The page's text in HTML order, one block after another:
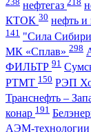
нефтегаз
КТОК 30 нефть и
141 "Сила
МК «Сплав» 298
ФИЛЬТР 91
РТМТ 150 РЭП
Транснефть –
конар 191
АЭМ-технологии